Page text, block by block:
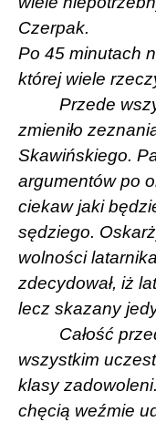
Czerpak.
Po 45 minutach
której wiele
Przede
zmieniło
Skawińskiego.
argumentów po
ciekaw jaki
sędziego.
wolności
zdecydował, iż
lecz skazany
Całość
wszystkim
klasy
chęcią weźmie